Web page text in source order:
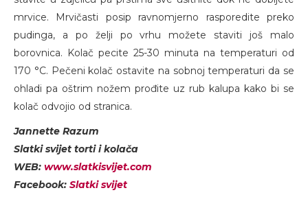
mrvice. Mrvičasti posip ravnomjerno rasporedite preko
pudinga, a po želji po vrhu možete staviti još malo
borovnica. Kolač pecite 25-30 minuta na temperaturi od
170 °C. Pečeni kolač ostavite na sobnoj temperaturi da se
ohladi pa oštrim nožem prođite uz rub kalupa kako bi se
kolač odvojio od stranica.
Jannette Razum
Slatki svijet torti i kolača
WEB: www.slatkisvijet.com
Facebook: Slatki svijet